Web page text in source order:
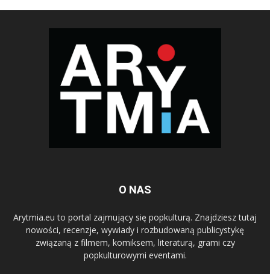
O NAS
Arytmia.eu to portal zajmujący się popkulturą. Znajdziesz tutaj
nowości, recenzje, wywiady i rozbudowaną publicystykę
związaną z filmem, komiksem, literaturą, grami czy
popkulturowymi eventami.